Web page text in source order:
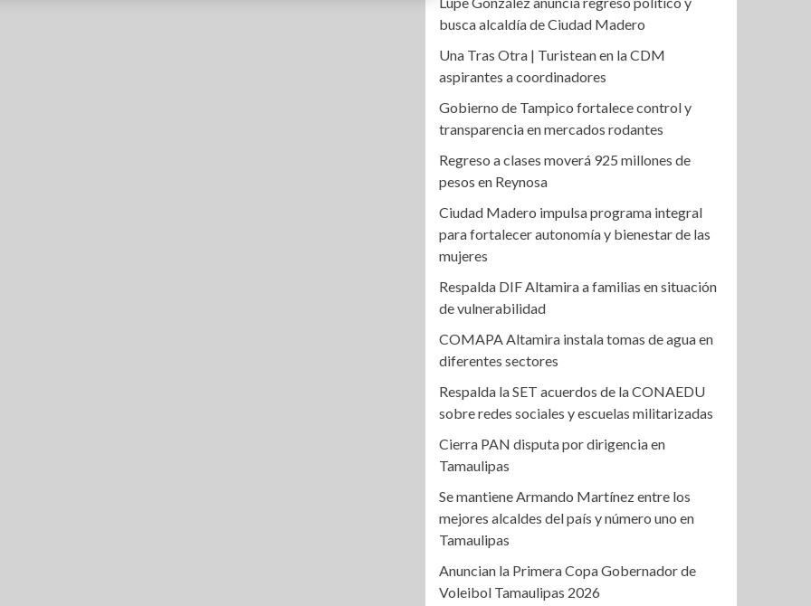
busca alcaldía de Ciudad Madero
Una Tras Otra | Turistean en la CDM
aspirantes a coordinadores
Gobierno de Tampico fortalece control y
transparencia en mercados rodantes
Regreso a clases moverá 925 millones de
pesos en Reynosa
Ciudad Madero impulsa programa integral
para fortalecer autonomía y bienestar de las
mujeres
Respalda DIF Altamira a familias en situación
de vulnerabilidad
COMAPA Altamira instala tomas de agua en
diferentes sectores
Respalda la SET acuerdos de la CONAEDU
sobre redes sociales y escuelas militarizadas
Cierra PAN disputa por dirigencia en
Tamaulipas
Se mantiene Armando Martínez entre los
mejores alcaldes del país y número uno en
Tamaulipas
Anuncian la Primera Copa Gobernador de
Voleibol Tamaulipas 2026